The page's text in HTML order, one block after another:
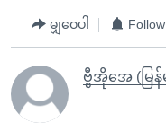
မျှဝေပါ
ဗွီအိုအေ (မြန်